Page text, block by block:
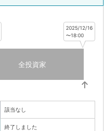
2025/12/16
〜18:00
全投資家
該当なし
終了しました